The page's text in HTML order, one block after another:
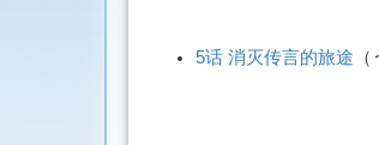
5话 消灭传言的旅途 （